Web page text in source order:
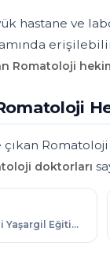
hastane ve
Romatoloji
doktorları
Diyarbakır Gazi Yaşargil Eğitim ve Araştırma Hastanesi · Diyarbakır